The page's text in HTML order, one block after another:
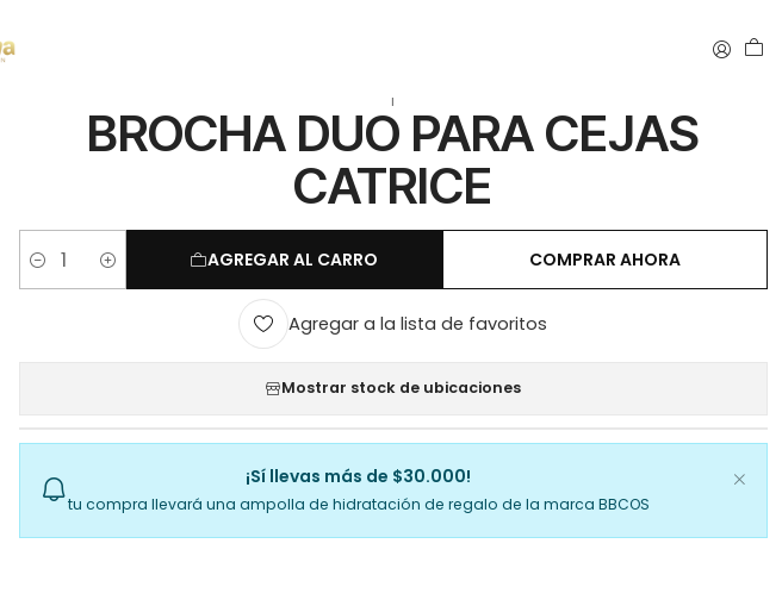
|
BROCHA DUO PARA CEJAS
CATRICE
Cantidad AGREGAR AL CARRO COMPRAR AHORA
Agregar a la lista de favoritos
Mostrar stock de ubicaciones
¡Sí llevas más de $30.000!
tu compra llevará una ampolla de hidratación de regalo de la marca BBCOS